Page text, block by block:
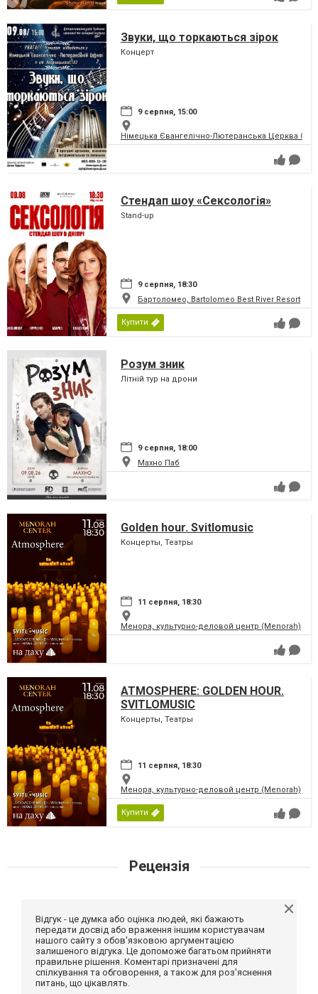
Звуки, що торкаються зірок
Концерт
9 серпня, 15:00
Німецька Євангелічно-Лютеранська Церква
Стендап шоу «Сексологія»
Stand-up
9 серпня, 18:30
Бартоломео, Bartolomeo Best River Resort
Купити
Розум зник
Літній тур на дрони
9 серпня, 18:00
Махно Паб
Golden hour. Svitlomusic
Концерты, Театры
11 серпня, 18:30
Менора, культурно-деловой центр (Menorah)
ATMOSPHERE: GOLDEN HOUR.
SVITLOMUSIC
Концерты, Театры
11 серпня, 18:30
Менора, культурно-деловой центр (Menorah)
Купити
Рецензія
Відгук - це думка або оцінка людей, які бажають
передати досвід або враження іншим користувачам
нашого сайту з обов'язковою аргументацією
залишеного відгука. Це допоможе багатьом прийняти
правильне рішення. Коментарі призначені для
спілкування та обговорення, а також для роз'яснення
питань, що цікавлять.